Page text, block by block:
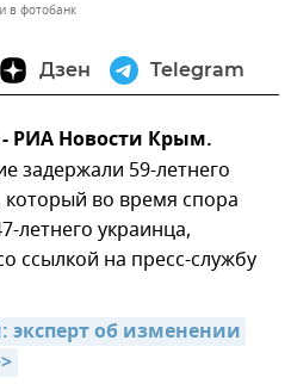
в фотобанк
Дзен Telegram
РИА Новости Крым.
задержали 59-летнего
во время спора
летнего украинца,
ссылкой на пресс-службу
эксперт об изменении